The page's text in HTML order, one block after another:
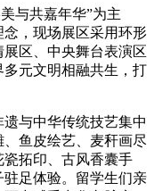
与共嘉年华”为主
，现场展区采用环形
区、中央舞台表演区
元文明相融共生，打
与中华传统技艺集中
鱼皮绘艺、麦秆画尽
拓印、古风香囊手
足体验。留学生们亲